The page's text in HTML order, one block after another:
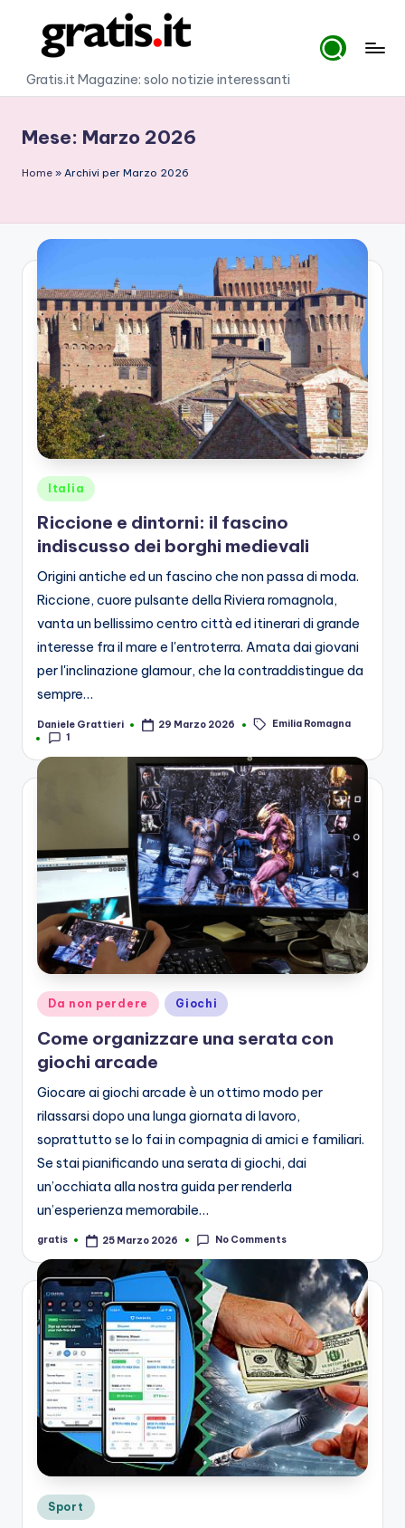
content
G
a
ti
.i
t
Gratis.it Magazine: solo notizie interessanti
Mese: Marzo 2026
Home » Archivi per Marzo 2026
Posted
Italia
Riccione e dintorni: il fascino
indiscusso dei borghi medievali
Origini antiche ed un fascino che non passa di moda.
Riccione, cuore pulsante della Riviera romagnola,
vanta un bellissimo centro città ed itinerari di grande
interesse fra il mare e l'entroterra. Amata dai giovani
per l'inclinazione glamour, che la contraddistingue da
sempre…
Posted
by
Daniele Grattieri 29 Marzo 2026
Tags:
Emilia Romagna
1
Posted
Da non perdere Giochi
Come organizzare una serata con
giochi arcade
Giocare ai giochi arcade è un ottimo modo per
rilassarsi dopo una lunga giornata di lavoro,
soprattutto se lo fai in compagnia di amici e familiari.
Se stai pianificando una serata di giochi, dai
un’occhiata alla nostra guida per renderla
un’esperienza memorabile…
Posted
gratis 25 Marzo 2026 No Comments
Posted
Sport